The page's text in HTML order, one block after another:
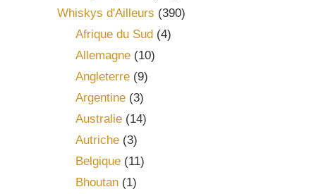
Whiskys d'Ailleurs (390)
Afrique du Sud (4)
Allemagne(10)
Angleterre(9)
Argentine(3)
Australie(14)
Autriche(3)
Belgique(11)
Bhoutan(1)